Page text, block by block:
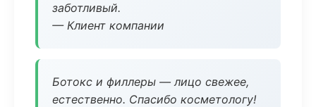
заботливый.
— Клиент компании
Ботокс и филлеры — лицо свежее,
естественно. Спасибо косметологу!